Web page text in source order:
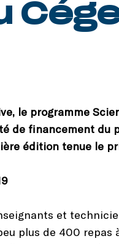
le programme
de financement du
édition tenue le
et
plus de 400 repas